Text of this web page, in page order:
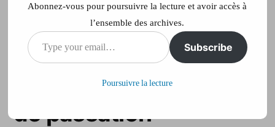
Présidentielle : le récit
d’une longue journée
de passation
Abonnez-vous pour poursuivre la lecture et avoir accès à
l’ensemble des archives.
Type
your
Subscribe
Poursuivre la lecture